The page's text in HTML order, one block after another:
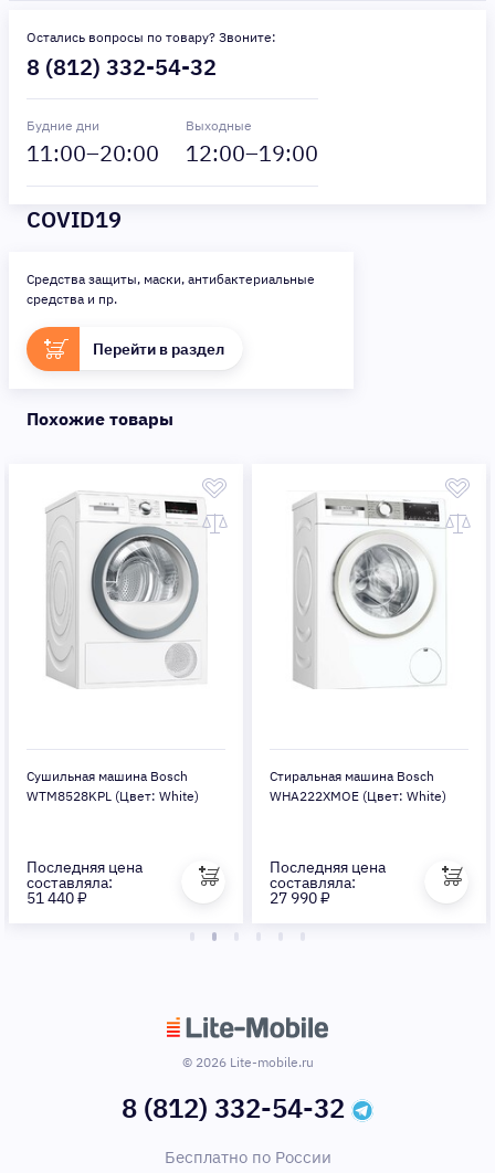
Остались вопросы по товару? Звоните:
8 (812) 332-54-32
Будние дни
11:00–20:00
Выходные
12:00–19:00
COVID19
Средства защиты, маски, антибактериальные
средства и пр.
Перейти в раздел
Похожие товары
Сушильная машина Bosch
WTM8528KPL (Цвет: White)
Последняя цена
составляла:
51 440 ₽
Стиральная машина Bosch
WHA222XMOE (Цвет: White)
Последняя цена
составляла:
27 990 ₽
© 2026 Lite-mobile.ru
8 (812) 332-54-32
Бесплатно по России